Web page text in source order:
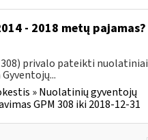
- 2018 metų pajamas?
privalo pateikti nuolatiniai
» Nuolatinių gyventojų
GPM 308 iki 2018-12-31